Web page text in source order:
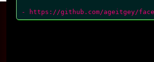
- https://github.com/ageitgey/